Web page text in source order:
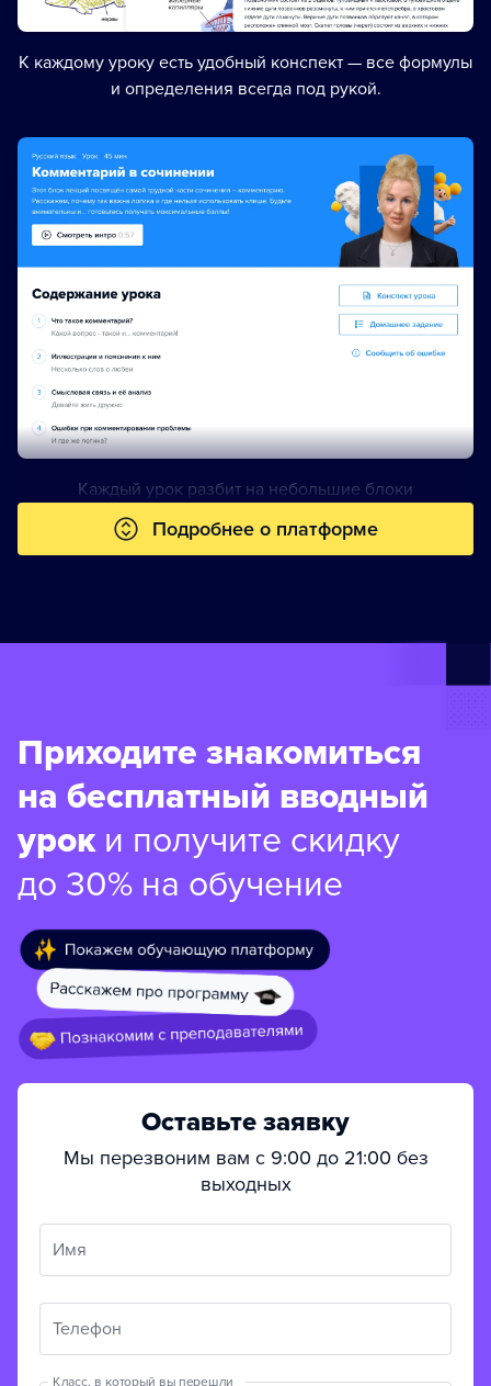
К каждому уроку есть удобный конспект — все формулы
и определения всегда под рукой.
Каждый урок разбит на небольшие блоки
Подробнее о платформе
Приходите знакомиться
на бесплатный вводный
уроки получите скидку
до 30% на обучение
Оставьте заявку
Мы перезвоним вам с 9:00 до 21:00 без
выходных
Имя
Телефон
Класс, в который вы перешли